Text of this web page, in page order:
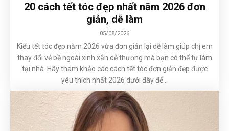
20 cách tết tóc đẹp nhất năm 2026 đơn
giản, dễ làm
05/08/2026
Kiểu tết tóc đẹp năm 2026 vừa đơn giản lại dễ làm giúp chị em
thay đổi vẻ bề ngoài xinh xắn dễ thương mà bạn có thể tự làm
tại nhà. Hãy tham khảo các cách tết tóc đơn giản đẹp được
yêu thích nhất 2026 dưới đây để...